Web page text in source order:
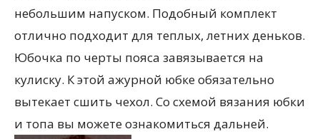
небольшим напуском. Подобный комплект
отлично подходит для теплых, летних деньков.
Юбочка по черты пояса завязывается на
кулиску. К этой ажурной юбке обязательно
вытекает сшить чехол. Со схемой вязания юбки
и топа вы можете ознакомиться дальней.